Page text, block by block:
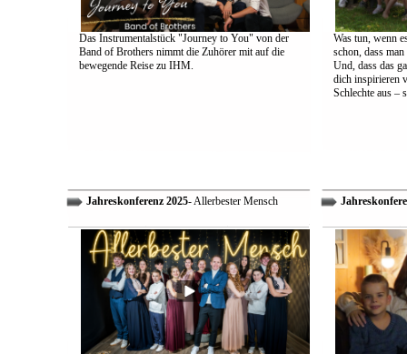
Das Instrumentalstück "Journey to You" von der
Band of Brothers nimmt die Zuhörer mit auf die
bewegende Reise zu IHM.
Was tun, wenn
schon, dass
Und, dass das
dich inspirieren
Schlechte aus –
Jahreskonferenz 2025- Allerbester Mensch